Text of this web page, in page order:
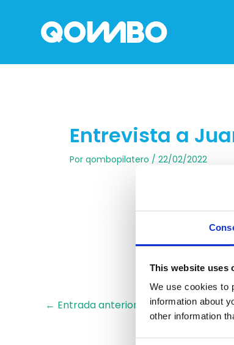
This website uses
We use cookies to
information about
other information
contenido
Entrevista a
Por qombopilatero / 22/02/2022
Entrevista a Juan Carlos Hurtado,
← Entrada anterior